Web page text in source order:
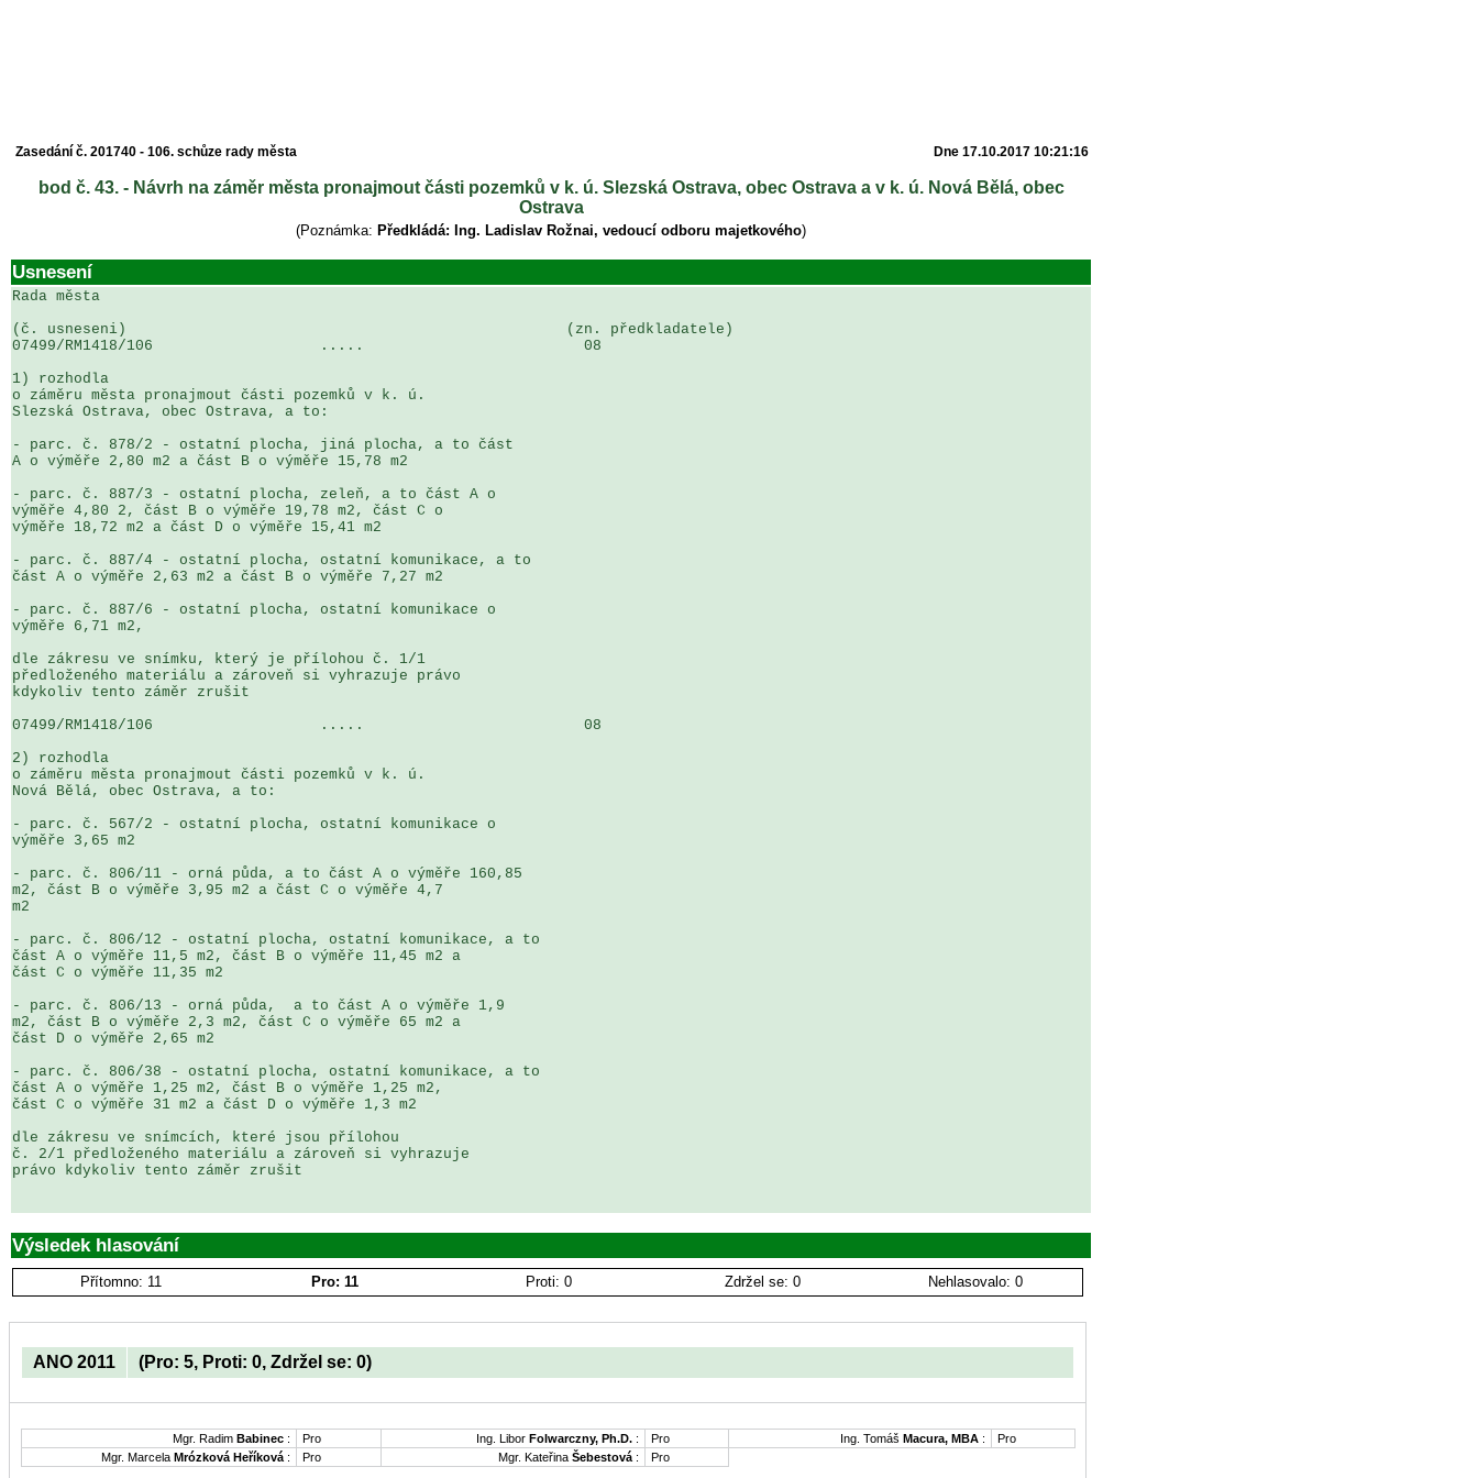
Zasedání č. 201740 - 106. schůze rady města Dne 17.10.2017 10:21:16
bod č. 43. - Návrh na záměr města pronajmout části pozemků v k. ú. Slezská Ostrava, obec Ostrava a v k. ú. Nová Bělá, obec
Ostrava
(Poznámka: Předkládá: Ing. Ladislav Rožnai, vedoucí odboru majetkového)
Usnesení
Rada města
(č. usneseni)                                                  (zn. předkladatele)
07499/RM1418/106                   .....                         08
1) rozhodla
o záměru města pronajmout části pozemků v k. ú.
Slezská Ostrava, obec Ostrava, a to:
- parc. č. 878/2 - ostatní plocha, jiná plocha, a to část
A o výměře 2,80 m2 a část B o výměře 15,78 m2
- parc. č. 887/3 - ostatní plocha, zeleň, a to část A o
výměře 4,80 2, část B o výměře 19,78 m2, část C o
výměře 18,72 m2 a část D o výměře 15,41 m2
- parc. č. 887/4 - ostatní plocha, ostatní komunikace, a to
část A o výměře 2,63 m2 a část B o výměře 7,27 m2
- parc. č. 887/6 - ostatní plocha, ostatní komunikace o
výměře 6,71 m2,
dle zákresu ve snímku, který je přílohou č. 1/1
předloženého materiálu a zároveň si vyhrazuje právo
kdykoliv tento záměr zrušit
07499/RM1418/106                   .....                         08
2) rozhodla
o záměru města pronajmout části pozemků v k. ú.
Nová Bělá, obec Ostrava, a to:
- parc. č. 567/2 - ostatní plocha, ostatní komunikace o
výměře 3,65 m2
- parc. č. 806/11 - orná půda, a to část A o výměře 160,85
m2, část B o výměře 3,95 m2 a část C o výměře 4,7
m2
- parc. č. 806/12 - ostatní plocha, ostatní komunikace, a to
část A o výměře 11,5 m2, část B o výměře 11,45 m2 a
část C o výměře 11,35 m2
- parc. č. 806/13 - orná půda,  a to část A o výměře 1,9
m2, část B o výměře 2,3 m2, část C o výměře 65 m2 a
část D o výměře 2,65 m2
- parc. č. 806/38 - ostatní plocha, ostatní komunikace, a to
část A o výměře 1,25 m2, část B o výměře 1,25 m2,
část C o výměře 31 m2 a část D o výměře 1,3 m2
dle zákresu ve snímcích, které jsou přílohou
č. 2/1 předloženého materiálu a zároveň si vyhrazuje
právo kdykoliv tento záměr zrušit
Výsledek hlasování
Přítomno: 11 Pro: 11 Proti: 0 Zdržel se: 0 Nehlasovalo: 0
ANO 2011 (Pro: 5, Proti: 0, Zdržel se: 0)
Mgr. Radim Babinec : Pro Ing. Libor Folwarczny, Ph.D. : Pro Ing. Tomáš Macura, MBA :
Pro
Mgr. Marcela Mrózková Heříková : Pro Mgr. Kateřina Šebestová : Pro